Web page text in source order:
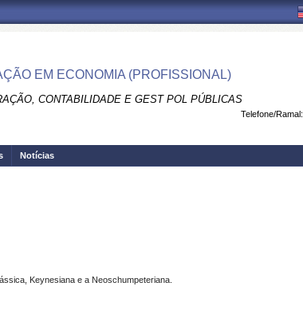
EM ECONOMIA (PROFISSIONAL)
CONTABILIDADE E GEST POL PÚBLICAS
Telefone/Ramal:
Notícias
Keynesiana e a Neoschumpeteriana.